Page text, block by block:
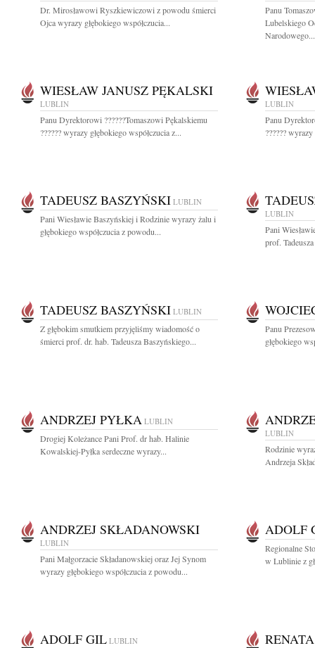
Dr. Mirosławowi Ryszkiewiczowi z powodu śmierci
Ojca wyrazy głębokiego współczucia...
Panu
Lubelskiego
Narodowego...
WIESŁAW JANUSZ PĘKALSKI
LUBLIN
Panu Dyrektorowi ??????Tomaszowi Pękalskiemu
?????? wyrazy głębokiego współczucia z...
LUBLIN
Panu
??????
TADEUSZ BASZYŃSKI LUBLIN
Pani Wiesławie Baszyńskiej i Rodzinie wyrazy żalu i
głębokiego współczucia z powodu...
LUBLIN
Pani
prof.
TADEUSZ BASZYŃSKI LUBLIN
Z głębokim smutkiem przyjęliśmy wiadomość o
śmierci prof. dr. hab. Tadeusza Baszyńskiego...
Panu
głębokiego
ANDRZEJ PYŁKA LUBLIN
Drogiej Koleżance Pani Prof. dr hab. Halinie
Kowalskiej-Pyłka serdeczne wyrazy...
LUBLIN
Rodzinie
Andrzeja
ANDRZEJ SKŁADANOWSKI
LUBLIN
Pani Małgorzacie Składanowskiej oraz Jej Synom
wyrazy głębokiego współczucia z powodu...
ADOLF
Regionalne
w Lublinie z
ADOLF GIL LUBLIN